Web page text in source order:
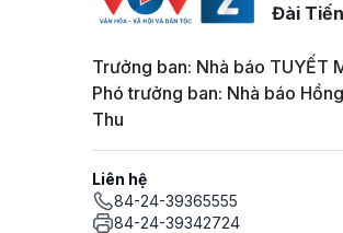
Đài
Trưởng ban: Nhà báo TUYẾT
Phó trưởng ban: Nhà báo
Thu
Liên hệ
84-24-39365555
84-24-39342724